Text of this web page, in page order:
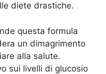
diete drastiche.
questa formula
un dimagrimento
alla salute.
sui livelli di glucosio